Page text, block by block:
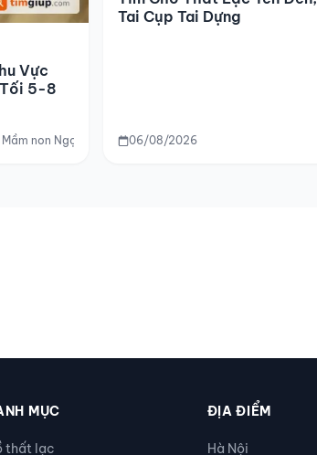
Vực
Tối 5-8
non Ngọc Lan 2, Long Bình, Biên Hòa
Tai Cụp Tai Dựng
06/08/2026
MỤC
thất lạc
ĐỊA ĐIỂM
Hà Nội